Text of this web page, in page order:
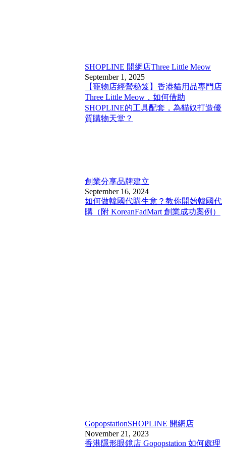
SHOPLINE 開網店Three Little Meow
September 1, 2025
【寵物店經營秘笈】香港貓用品專門店
Three Little Meow，如何借助
SHOPLINE的工具配套，為貓奴打造優
質購物天堂？
創業分享品牌建立
September 16, 2024
如何做韓國代購生意？教你開始韓國代
購（附 KoreanFadMart 創業成功案例）
GopopstationSHOPLINE 開網店
November 21, 2023
香港隱形眼鏡店 Gopopstation 如何處理